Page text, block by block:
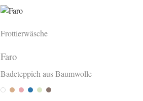
Frottierwäsche
Faro
Badeteppich aus Baumwolle
WeissCamel 091
Lachs 242
Sorrento 255
Mint 332
Taupe 506